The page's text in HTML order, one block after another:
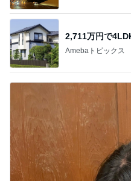
2,711万円で
Amebaトピックス